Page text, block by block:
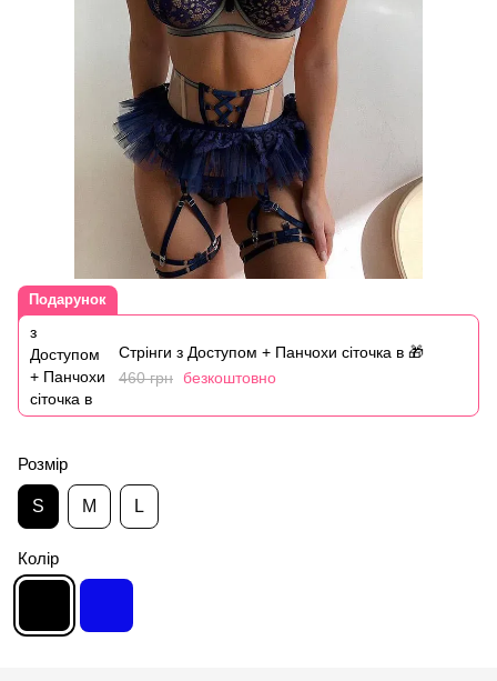
Подарунок
Стрінги з Доступом + Панчохи сіточка в 🎁
460 грн безкоштовно
Розмір
S M L
Колір